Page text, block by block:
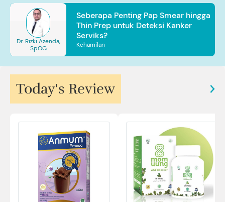
Dr. Rizki Azenda,
SpOG
Seberapa Penting Pap Smear hingga
Thin Prep untuk Deteksi Kanker
Serviks?
Kehamilan
Today's Review